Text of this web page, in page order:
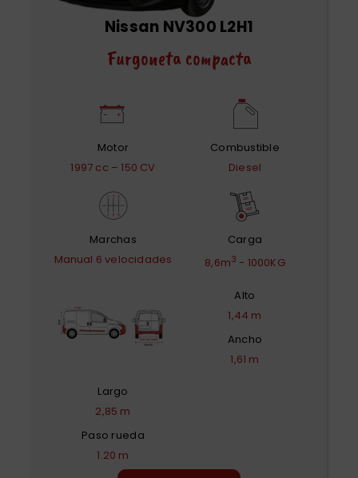
Nissan NV300 L2H1
Furgoneta compacta
Motor
1997 cc – 150 CV
Combustible
Diesel
Marchas
Manual 6 velocidades
Carga
8,6m3 - 1000KG
Alto
1,44 m
Ancho
1,61 m
Largo
2,85 m
Paso rueda
1.20 m